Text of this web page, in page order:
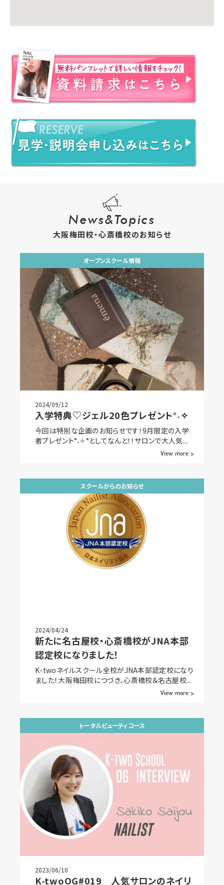
News&Topics
大阪梅田校・心斎橋校のお知らせ
オープンスクール情報
2024/09/12
入学特典♡ジェル20色プレゼント°˖✧
今回は特別な企画のお知らせです！9月限定の入学
者プレゼント°˖✧°としてなんと！！サロンで大人気...
View more >
スクールからのお知らせ
2024/04/24
新たに名古屋校・心斎橋校がJNA本部
認定校になりました！
K-twoネイルスクール全校がJNA本部認定校になり
ました！大阪梅田校につづき、心斎橋校＆名古屋校...
View more >
トータルビューティコース
2023/06/10
K-twoOG#019 人気サロンのネイリ